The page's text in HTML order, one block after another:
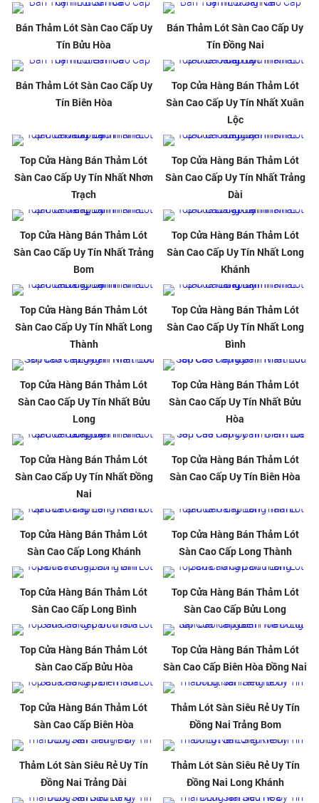
Bán Thảm Lót Sàn Cao Cấp Uy
Tín Bửu Hòa
Bán Thảm Lót Sàn Cao Cấp Uy
Tín Đồng Nai
Bán Thảm Lót Sàn Cao Cấp Uy
Tín Biên Hòa
Top Cửa Hàng Bán Thảm Lót
Sàn Cao Cấp Uy Tín Nhất Xuân
Lộc
Top Cửa Hàng Bán Thảm Lót
Sàn Cao Cấp Uy Tín Nhất Nhơn
Trạch
Top Cửa Hàng Bán Thảm Lót
Sàn Cao Cấp Uy Tín Nhất Trảng
Dài
Top Cửa Hàng Bán Thảm Lót
Sàn Cao Cấp Uy Tín Nhất Trảng
Bom
Top Cửa Hàng Bán Thảm Lót
Sàn Cao Cấp Uy Tín Nhất Long
Khánh
Top Cửa Hàng Bán Thảm Lót
Sàn Cao Cấp Uy Tín Nhất Long
Thành
Top Cửa Hàng Bán Thảm Lót
Sàn Cao Cấp Uy Tín Nhất Long
Bình
Top Cửa Hàng Bán Thảm Lót
Sàn Cao Cấp Uy Tín Nhất Bửu
Long
Top Cửa Hàng Bán Thảm Lót
Sàn Cao Cấp Uy Tín Nhất Bửu
Hòa
Top Cửa Hàng Bán Thảm Lót
Sàn Cao Cấp Uy Tín Nhất Đồng
Nai
Top Cửa Hàng Bán Thảm Lót
Sàn Cao Cấp Uy Tín Biên Hòa
Top Cửa Hàng Bán Thảm Lót
Sàn Cao Cấp Long Khánh
Top Cửa Hàng Bán Thảm Lót
Sàn Cao Cấp Long Thành
Top Cửa Hàng Bán Thảm Lót
Sàn Cao Cấp Long Bình
Top Cửa Hàng Bán Thảm Lót
Sàn Cao Cấp Bửu Long
Top Cửa Hàng Bán Thảm Lót
Sàn Cao Cấp Bửu Hòa
Top Cửa Hàng Bán Thảm Lót
Sàn Cao Cấp Biên Hòa Đồng Nai
Top Cửa Hàng Bán Thảm Lót
Sàn Cao Cấp Biên Hòa
Thảm Lót Sàn Siêu Rẻ Uy Tín
Đồng Nai Trảng Bom
Thảm Lót Sàn Siêu Rẻ Uy Tín
Đồng Nai Trảng Dài
Thảm Lót Sàn Siêu Rẻ Uy Tín
Đồng Nai Long Khánh